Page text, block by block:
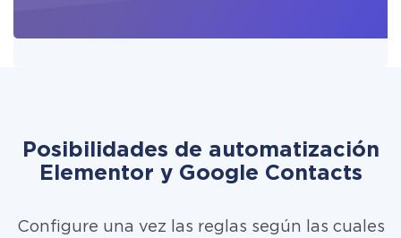
Posibilidades de automatización
Elementor y Google Contacts
Configure una vez las reglas según las cuales